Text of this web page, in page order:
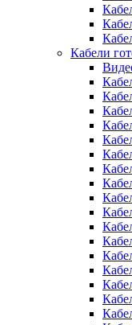
Кабели